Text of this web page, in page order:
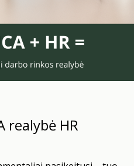
realybė HR